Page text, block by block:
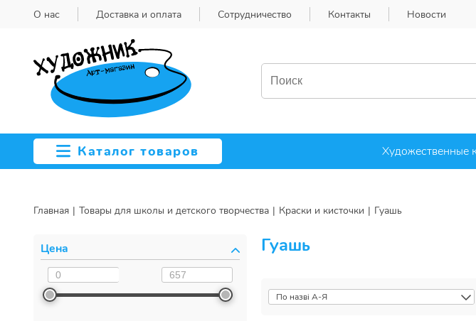
О нас Доставка и оплата Сотрудничество Контакты Новости
Каталог товаров Художественные
Главная Товары для школы и детского творчества Краски и кисточки Гуашь
Цена Гуашь
По назві А-Я
По назві А-Я